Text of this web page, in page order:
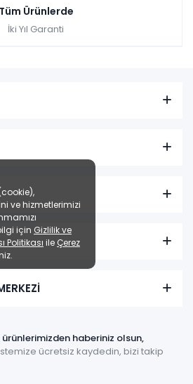
Tüm Ürünlerde
İki Yıl Garanti
haberiniz olsun,
ücretsiz kaydedin, bizi takip
ve hizmetlerimizi
için Gizlilik ve
Politikası ile Çerez